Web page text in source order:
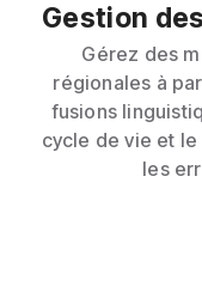
Gestion
Gérez des
régionales à
fusions
cycle de vie et
les